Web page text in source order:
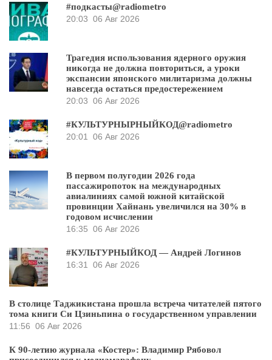
#подкасты@radiometro
20:03 06 Авг 2026
Трагедия использования ядерного оружия
никогда не должна повториться, а уроки
экспансии японского милитаризма должны
навсегда остаться предостережением
20:03 06 Авг 2026
#КУЛЬТУРНЫРНЫЙКОД@radiometro
20:01
06 Авг 2026
В первом полугодии 2026 года
пассажиропоток на международных
авиалиниях самой южной китайской
провинции Хайнань увеличился на 30% в
годовом исчислении
16:35 06 Авг 2026
#КУЛЬТУРНЫЙКОД — Андрей Логинов
16:31
06 Авг 2026
В столице Таджикистана прошла встреча читателей пятого
тома книги Си Цзиньпина о государственном управлении
11:56 06 Авг 2026
К 90-летию журнала «Костер»: Владимир Рябовол